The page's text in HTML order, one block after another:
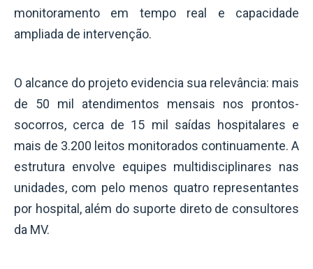
monitoramento em tempo real e capacidade
ampliada de intervenção.
O alcance do projeto evidencia sua relevância: mais
de 50 mil atendimentos mensais nos prontos-
socorros, cerca de 15 mil saídas hospitalares e
mais de 3.200 leitos monitorados continuamente. A
estrutura envolve equipes multidisciplinares nas
unidades, com pelo menos quatro representantes
por hospital, além do suporte direto de consultores
da MV.